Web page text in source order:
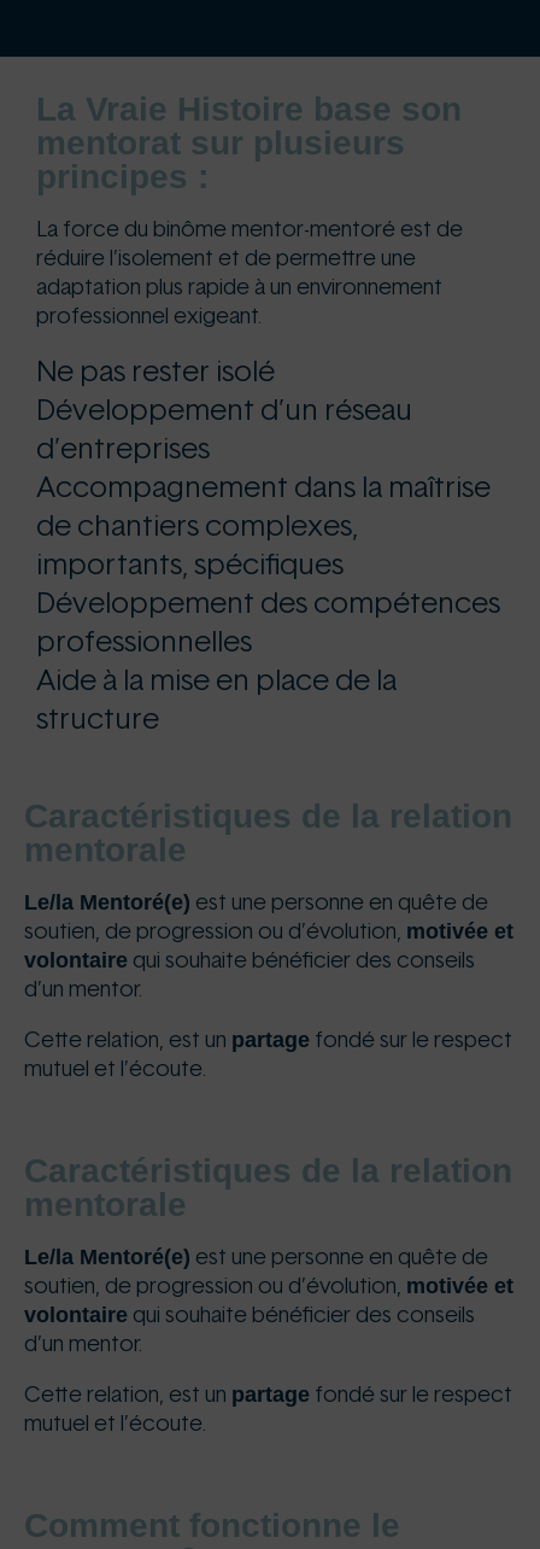
La Vraie Histoire base son
mentorat sur plusieurs
principes :
La force du binôme mentor-mentoré est de
réduire l’isolement et de permettre une
adaptation plus rapide à un environnement
professionnel exigeant.
Ne pas rester isolé
Développement d’un réseau
d’entreprises
Accompagnement dans la maîtrise
de chantiers complexes,
importants, spécifiques
Développement des compétences
professionnelles
Aide à la mise en place de la
structure
Caractéristiques de la relation
mentorale
Le/la Mentoré(e) est une personne en quête de
soutien, de progression ou d’évolution, motivée et
volontaire qui souhaite bénéficier des conseils
d’un mentor.
Cette relation, est un partage fondé sur le respect
mutuel et l’écoute.
Caractéristiques de la relation
mentorale
Le/la Mentoré(e) est une personne en quête de
soutien, de progression ou d’évolution, motivée et
volontaire qui souhaite bénéficier des conseils
d’un mentor.
Cette relation, est un partage fondé sur le respect
mutuel et l’écoute.
Comment fonctionne le